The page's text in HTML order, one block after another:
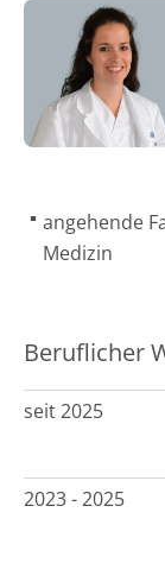
angehende
Medizin
Beruflicher
seit 2025
2023 - 2025